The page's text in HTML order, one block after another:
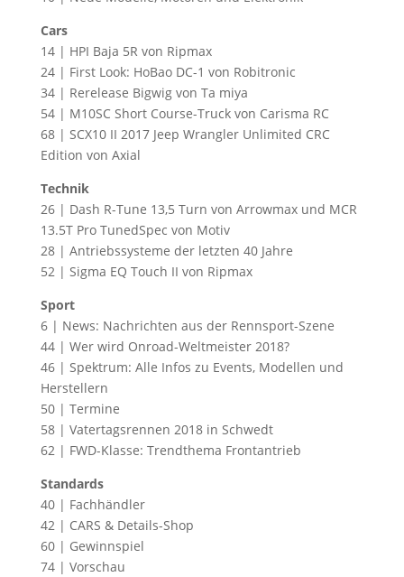
Cars
14 | HPI Baja 5R von Ripmax
24 | First Look: HoBao DC-1 von Robitronic
34 | Rerelease Bigwig von Ta miya
54 | M10SC Short Course-Truck von Carisma RC
68 | SCX10 II 2017 Jeep Wrangler Unlimited CRC
Edition von Axial
Technik
26 | Dash R-Tune 13,5 Turn von Arrowmax und MCR
13.5T Pro TunedSpec von Motiv
28 | Antriebssysteme der letzten 40 Jahre
52 | Sigma EQ Touch II von Ripmax
Sport
6 | News: Nachrichten aus der Rennsport-Szene
44 | Wer wird Onroad-Weltmeister 2018?
46 | Spektrum: Alle Infos zu Events, Modellen und
Herstellern
50 | Termine
58 | Vatertagsrennen 2018 in Schwedt
62 | FWD-Klasse: Trendthema Frontantrieb
Standards
40 | Fachhändler
42 | CARS & Details-Shop
60 | Gewinnspiel
74 | Vorschau